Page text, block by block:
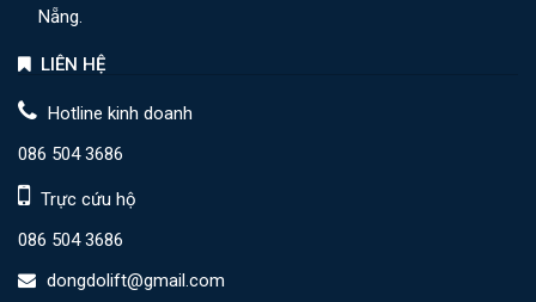
Nẵng.
LIÊN HỆ
Hotline kinh doanh
086 504 3686
Trực cứu hộ
086 504 3686
dongdolift@gmail.com